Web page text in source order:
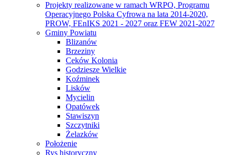
Projekty realizowane w ramach WRPO, Programu
Operacyjnego Polska Cyfrowa na lata 2014-2020,
PROW, FEnIKS 2021 - 2027 oraz FEW 2021-2027
Gminy Powiatu
Blizanów
Brzeziny
Ceków Kolonia
Godziesze Wielkie
Koźminek
Lisków
Mycielin
Opatówek
Stawiszyn
Szczytniki
Żelazków
Położenie
Rys historyczny